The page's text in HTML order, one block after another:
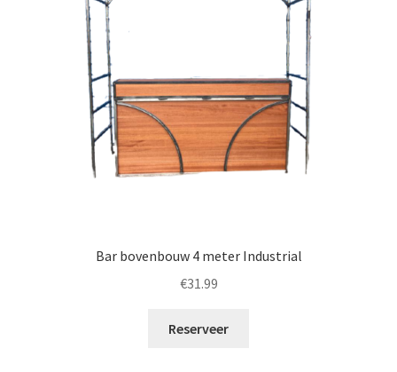
Bar bovenbouw 4 meter Industrial
€31.99
Reserveer